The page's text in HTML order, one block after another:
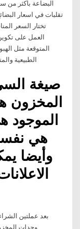
البضاعة باكثر من
تقلبات في اسعار
تختار السعر
العمل على
المتوقعة مثل
الطبيعية
المخزون
هي
وأيضا